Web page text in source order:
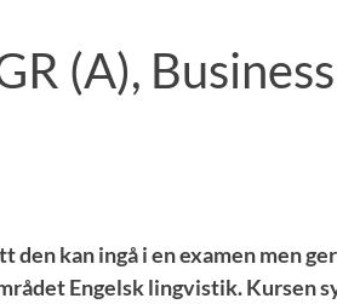
(A), Business
den kan ingå i en examen men
Engelsk lingvistik. Kursen